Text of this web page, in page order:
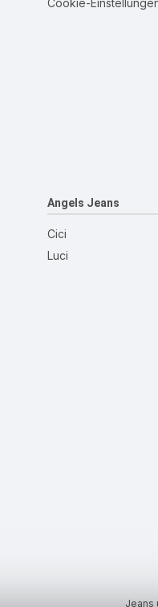
Angels Jeans
Cici
Luci
Jeans